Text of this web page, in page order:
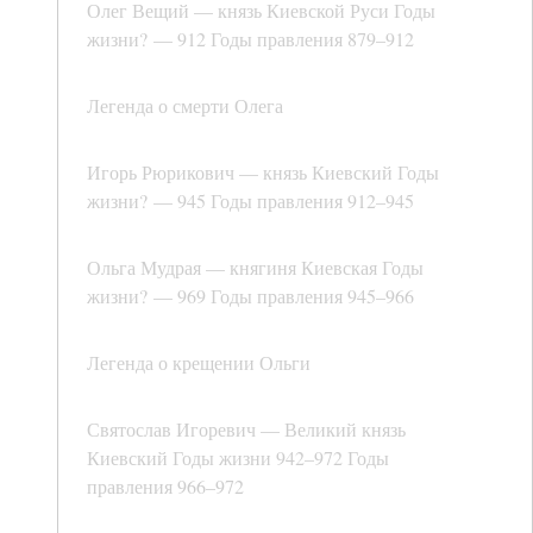
Олег Вещий — князь Киевской Руси Годы
жизни? — 912 Годы правления 879–912
Легенда о смерти Олега
Игорь Рюрикович — князь Киевский Годы
жизни? — 945 Годы правления 912–945
Ольга Мудрая — княгиня Киевская Годы
жизни? — 969 Годы правления 945–966
Легенда о крещении Ольги
Святослав Игоревич — Великий князь
Киевский Годы жизни 942–972 Годы
правления 966–972